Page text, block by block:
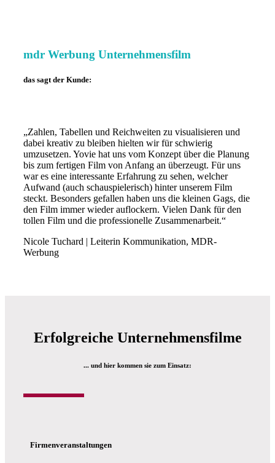
mdr Werbung Unternehmensfilm
das sagt der Kunde:
„Zahlen, Tabellen und Reichweiten zu visualisieren und
dabei kreativ zu bleiben hielten wir für schwierig
umzusetzen. Yovie hat uns vom Konzept über die Planung
bis zum fertigen Film von Anfang an überzeugt. Für uns
war es eine interessante Erfahrung zu sehen, welcher
Aufwand (auch schauspielerisch) hinter unserem Film
steckt. Besonders gefallen haben uns die kleinen Gags, die
den Film immer wieder auflockern. Vielen Dank für den
tollen Film und die professionelle Zusammenarbeit.“
Nicole Tuchard | Leiterin Kommunikation, MDR-
Werbung
Erfolgreiche Unternehmensfilme
... und hier kommen sie zum Einsatz:
Firmenveranstaltungen